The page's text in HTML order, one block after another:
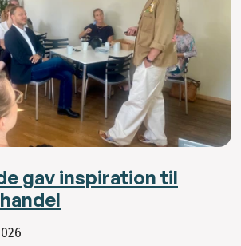
gav inspiration til